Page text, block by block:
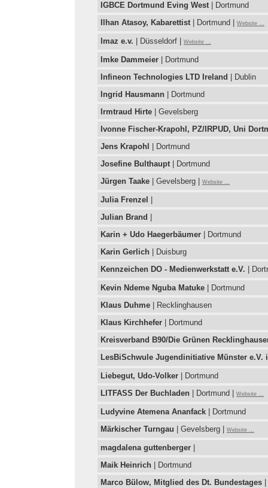
IGBCE Dortmund Eving West| Dortmund
Ilhan Atasoy, Kabarettist| Dortmund | Website ...
Imaz e.v. | Düsseldorf | Website ...
Imke Dammeier | Dortmund
Infineon Technologies LTD Ireland
| Dublin
Ingrid Hausmann | Dortmund
Irmtraud Hirte | Gevelsberg
Ivonne Fischer-Krapohl, PZ/IRPUD, Uni
Jens Krapohl
| Dortmund
Josefine Bulthaupt| Dortmund
Jürgen Taake | Gevelsberg | Website ...
Julia Frenzel
Julian Brand
Karin + Udo Haegerbäumer | Dortmund
Karin Gerlich | Duisburg
Kennzeichen DO - Medienwerkstatt e.V. |
Kevin Ndeme Nguba Matuke | Dortmund
Klaus Duhme | Recklinghausen
Klaus Kirchhefer | Dortmund
Kreisverband B90/Die Grünen
LesBiSchwule Jugendinitiative Münster e.V.
Liebegut, Udo-Volker | Dortmund
LITFASS Der Buchladen | Dortmund | Website ...
Ludyvine Atemena Ananfack | Dortmund
Märkischer Turngau | Gevelsberg | Website ...
magdalena guttenberger
Maik Heinrich | Dortmund
Marco Bülow, Mitglied des Dt. Bundestages